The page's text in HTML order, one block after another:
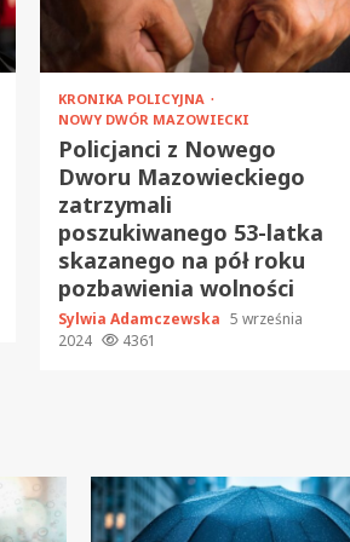
KRONIKA POLICYJNA
NOWY DWÓR MAZOWIECKI
Policjanci z Nowego
Dworu Mazowieckiego
zatrzymali
poszukiwanego 53-latka
skazanego na pół roku
pozbawienia wolności
Sylwia Adamczewska 5 września
2024
4361